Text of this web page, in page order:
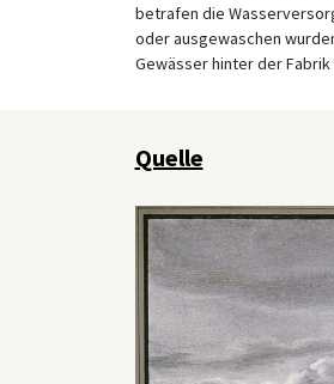
betrafen die
oder ausgewaschen
Gewässer hinter der
Quelle